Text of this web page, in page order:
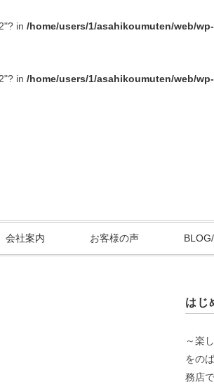
in /home/users/1/asahikoumuten/web/
in /home/users/1/asahikoumuten/web/
会社案内 お客様の声
はじ
～楽
をの
務店